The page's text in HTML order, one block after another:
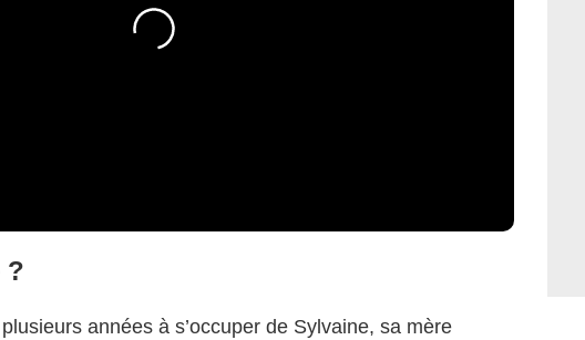
?
années à s’occuper de Sylvaine, sa mère